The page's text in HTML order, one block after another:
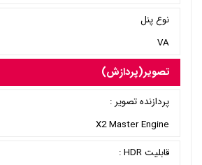
نوع پنل
VA
تصویر(پردازش)
پردازنده تصویر :
X2 Master Engine
قابلیت HDR :